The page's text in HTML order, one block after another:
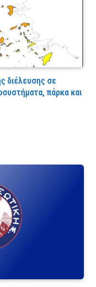
διέλευσης σε
πάρκα και